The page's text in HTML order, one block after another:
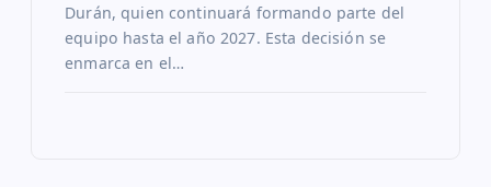
Durán, quien continuará formando parte del
equipo hasta el año 2027. Esta decisión se
enmarca en el…